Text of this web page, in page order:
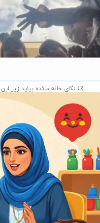
قشنگای خاله مائده بیاید زیر